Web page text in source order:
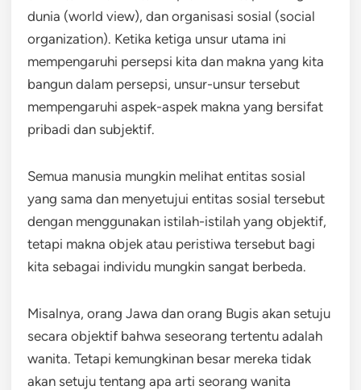
dunia (world view), dan organisasi sosial (social
organization). Ketika ketiga unsur utama ini
mempengaruhi persepsi kita dan makna yang kita
bangun dalam persepsi, unsur-unsur tersebut
mempengaruhi aspek-aspek makna yang bersifat
pribadi dan subjektif.
Semua manusia mungkin melihat entitas sosial
yang sama dan menyetujui entitas sosial tersebut
dengan menggunakan istilah-istilah yang objektif,
tetapi makna objek atau peristiwa tersebut bagi
kita sebagai individu mungkin sangat berbeda.
Misalnya, orang Jawa dan orang Bugis akan setuju
secara objektif bahwa seseorang tertentu adalah
wanita. Tetapi kemungkinan besar mereka tidak
akan setuju tentang apa arti seorang wanita